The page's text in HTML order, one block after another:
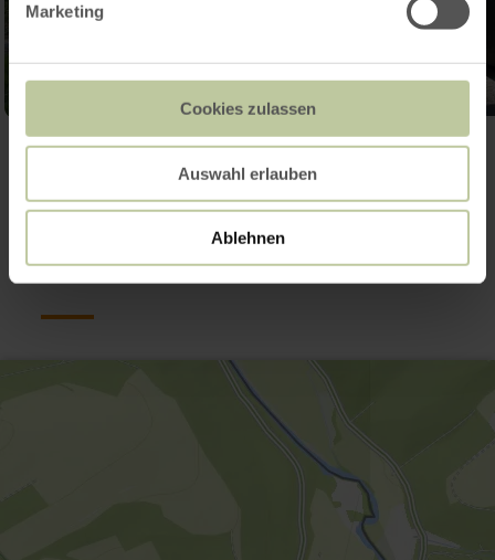
Marketing
Cookies zulassen
Auswahl erlauben
Ablehnen
Galerie öffnen
Kontakt